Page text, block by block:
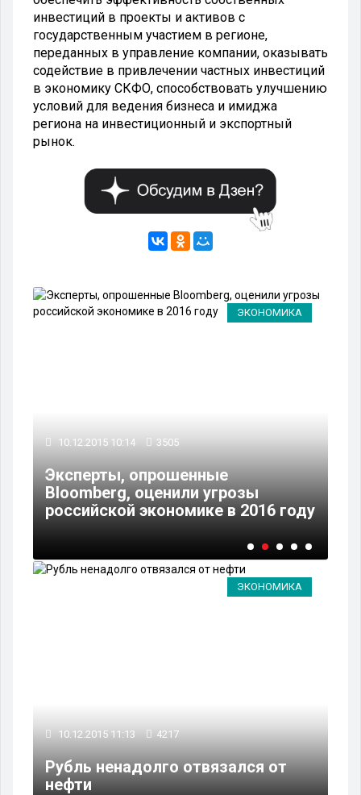
инвестиций в проекты и активов с
государственным участием в регионе,
переданных в управление компании, оказывать
содействие в привлечении частных инвестиций
в экономику СКФО, способствовать улучшению
условий для ведения бизнеса и имиджа
региона на инвестиционный и экспортный
рынок.
ЭКОНОМИКА
10.12.2015 10:14 3505
Эксперты, опрошенные
Bloomberg, оценили угрозы
российской экономике в 2016 году
ЭКОНОМИКА
10.12.2015 11:13 4217
Рубль ненадолго отвязался от
нефти